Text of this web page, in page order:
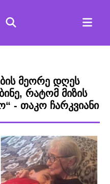
მეორე დღეს
რატომ მიზის
- თაკო ჩარკვიანი